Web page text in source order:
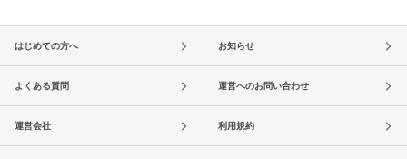
はじめての方へ お知らせ
よくある質問 運営へのお問い合わせ
運営会社 利用規約